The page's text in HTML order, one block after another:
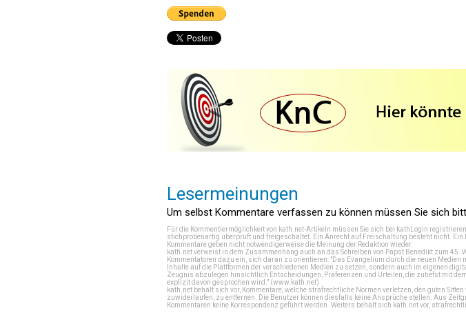
Lesermeinungen
Um selbst Kommentare verfassen zu können müssen Sie sich
Für die Kommentiermöglichkeit von kath.net-Artikeln müssen Sie sich bei kathLogin registrieren
stichprobenartig überprüft und freigeschaltet. Ein Anrecht auf Freischaltung besteht nicht.
Kommentare geben nicht notwendigerweise die Meinung der Redaktion wieder.
kath.net verweist in dem Zusammenhang auch an das Schreiben von Papst Benedikt zum
Kommentatoren dazu ein, sich daran zu orientieren: "Das Evangelium durch die neuen
Inhalte auf die Plattformen der verschiedenen Medien zu setzen, sondern auch im eigenen
Zeugnis abzulegen hinsichtlich Entscheidungen, Präferenzen und Urteilen, die zutiefst mit
explizit davon gesprochen wird." (www.kath.net)
kath.net behält sich vor, Kommentare, welche strafrechtliche Normen verletzen, den guten
zuwiderlaufen, zu entfernen. Die Benutzer können diesfalls keine Ansprüche stellen. Aus
Kommentaren keine Korrespondenz geführt werden. Weiters behält sich kath.net vor,